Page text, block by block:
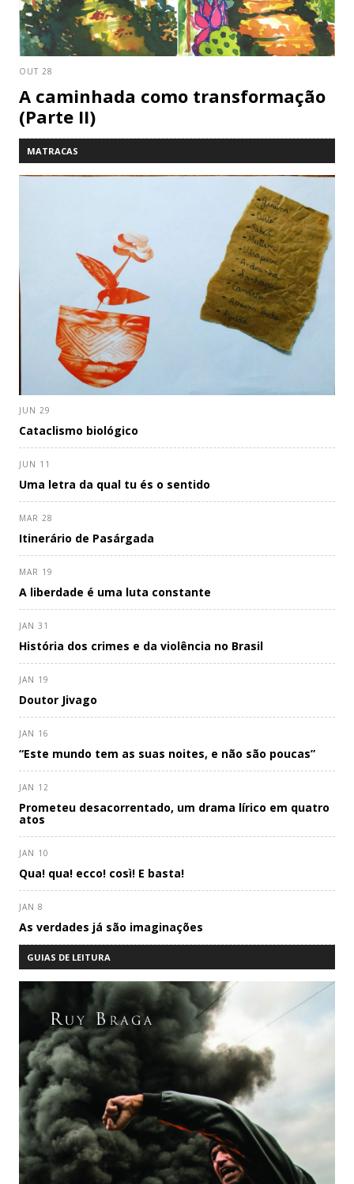
OUT 28
A caminhada como transformação
(Parte II)
MATRACAS
JUN 29
Cataclismo biológico
JUN 11
Uma letra da qual tu és o sentido
MAR 28
Itinerário de Pasárgada
MAR 19
A liberdade é uma luta constante
JAN 31
História dos crimes e da violência no Brasil
JAN 19
Doutor Jivago
JAN 16
“Este mundo tem as suas noites, e não são poucas”
JAN 12
Prometeu desacorrentado, um drama lírico em quatro
atos
JAN 10
Qua! qua! ecco! così! E basta!
JAN 8
As verdades já são imaginações
GUIAS DE LEITURA